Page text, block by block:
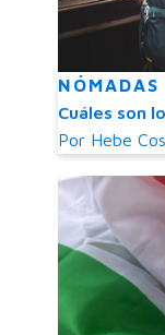
Cuáles son
Por Hebe